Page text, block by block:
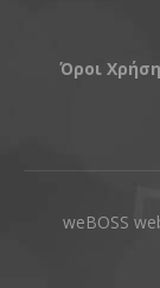
Όροι
weBOSS